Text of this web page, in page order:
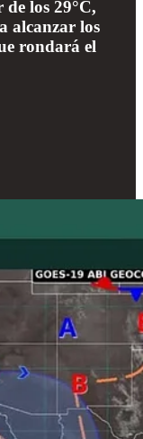
los 29°C,
alcanzar los
rondará el